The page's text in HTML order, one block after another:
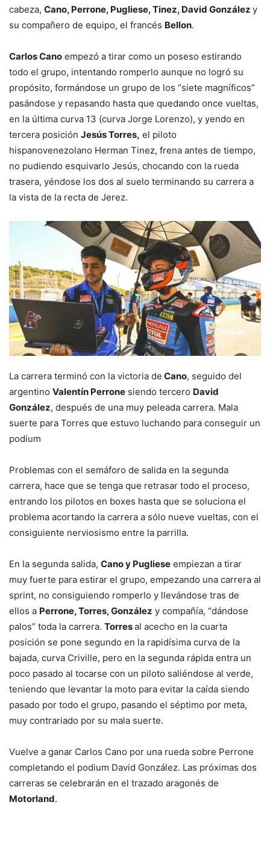
cabeza, Cano, Perrone, Pugliese, Tinez, David González y
su compañero de equipo, el francés Bellon.
Carlos Cano empezó a tirar como un poseso estirando
todo el grupo, intentando romperlo aunque no logró su
propósito, formándose un grupo de los “siete magníficos”
pasándose y repasando hasta que quedando once vueltas,
en la última curva 13 (curva Jorge Lorenzo), y yendo en
tercera posición Jesús Torres, el piloto
hispanovenezolano Herman Tinez, frena antes de tiempo,
no pudiendo esquivarlo Jesús, chocando con la rueda
trasera, yéndose los dos al suelo terminando su carrera a
la vista de la recta de Jerez.
La carrera terminó con la victoria de Cano, seguido del
argentino Valentín Perrone siendo tercero David
González, después de una muy peleada carrera. Mala
suerte para Torres que estuvo luchando para conseguir un
podium
Problemas con el semáforo de salida en la segunda
carrera, hace que se tenga que retrasar todo el proceso,
entrando los pilotos en boxes hasta que se soluciona el
problema acortando la carrera a sólo nueve vueltas, con el
consiguiente nerviosismo entre la parrilla.
En la segunda salida, Cano y Pugliese empiezan a tirar
muy fuerte para estirar el grupo, empezando una carrera al
sprint, no consiguiendo romperlo y llevándose tras de
ellos a Perrone, Torres, González y compañía, “dándose
palos” toda la carrera. Torresal acecho en la cuarta
posición se pone segundo en la rapidísima curva de la
bajada, curva Criville, pero en la segunda rápida entra un
poco pasado al tocarse con un piloto saliéndose al verde,
teniendo que levantar la moto para evitar la caída siendo
pasado por todo el grupo, pasando el séptimo por meta,
muy contrariado por su mala suerte.
Vuelve a ganar Carlos Cano por una rueda sobre Perrone
completando el podium David González. Las próximas dos
carreras se celebrarán en el trazado aragonés de
Motorland.